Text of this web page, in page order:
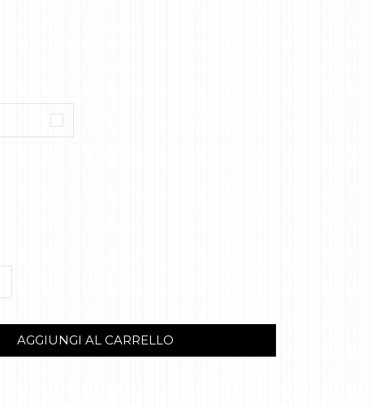
AGGIUNGI AL CARRELLO